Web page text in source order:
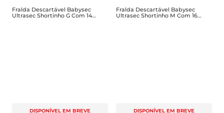
Fralda Descartável Babysec
Ultrasec Shortinho G Com 14
Unidades
DISPONÍVEL EM BREVE
Fralda Descartável Babysec
Ultrasec Shortinho M Com 16
Unidades
DISPONÍVEL EM BREVE